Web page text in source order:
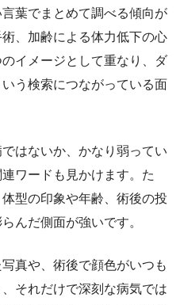
葉でまとめて調べる傾向が
、加齢による体力低下の心
イメージとして重なり、ダ
う検索につながっている面
はないか、かなり弱ってい
ワードも見かけます。た
型の印象や年齢、術後の投
んだ側面が強いです。
真や、術後で顔色がいつも
それだけで深刻な病気では